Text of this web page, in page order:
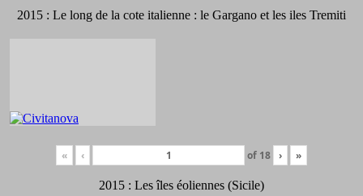
2015 : Le long de la cote italienne : le Gargano et les iles Tremiti
« ‹ of 18 › »
2015 : Les îles éoliennes (Sicile)